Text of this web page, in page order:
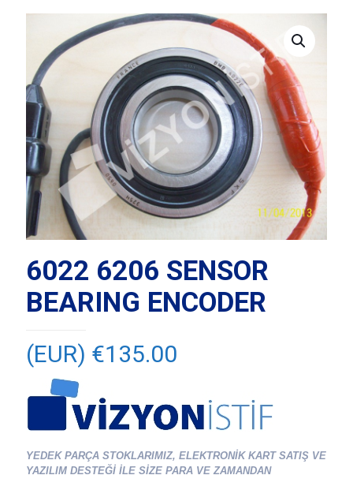
6022 6206 SENSOR
BEARING ENCODER
(EUR) €135.00
YEDEK PARÇA STOKLARIMIZ, ELEKTRONİK KART SATIŞ VE
YAZILIM DESTEĞİ İLE SİZE PARA VE ZAMANDAN